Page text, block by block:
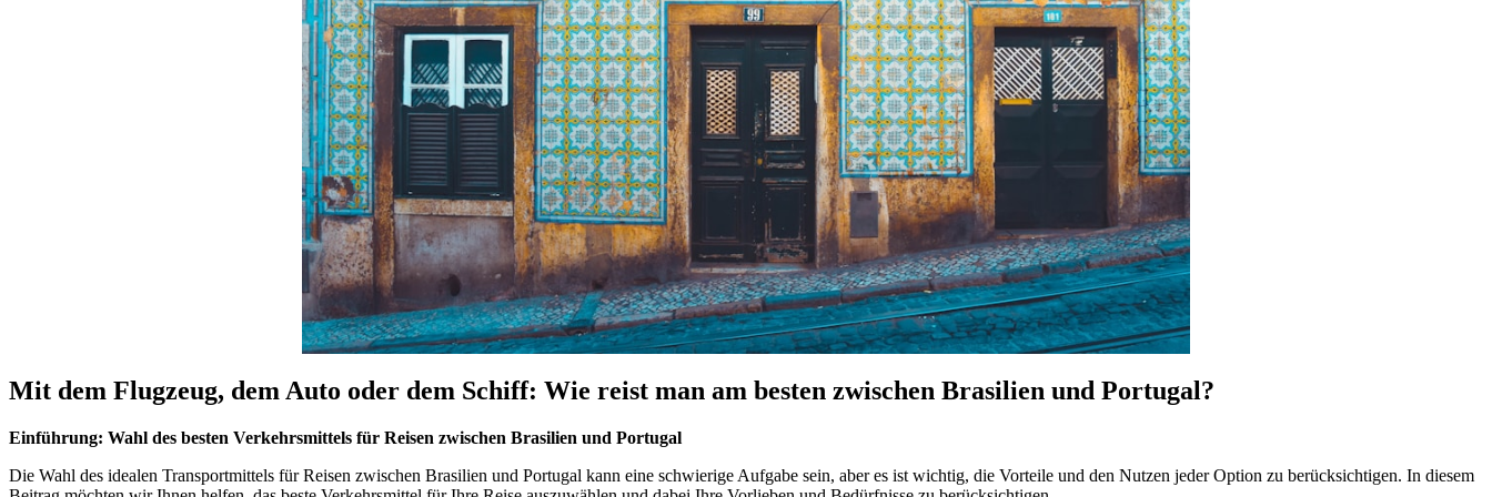
Mit dem Flugzeug, dem Auto oder dem Schiff: Wie reist man am besten zwischen Brasilien und Portugal?
Einführung: Wahl des besten Verkehrsmittels für Reisen zwischen Brasilien und Portugal
Die Wahl des idealen Transportmittels für Reisen zwischen Brasilien und Portugal kann eine schwierige Aufgabe sein, aber es ist wichtig, die Vorteile und den Nutzen jeder Option zu berücksichtigen. In diesem